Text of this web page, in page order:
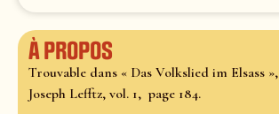
À propos
Trouvable dans « Das Volkslied im Elsass »,
Joseph Lefftz, vol. 1, page 184.